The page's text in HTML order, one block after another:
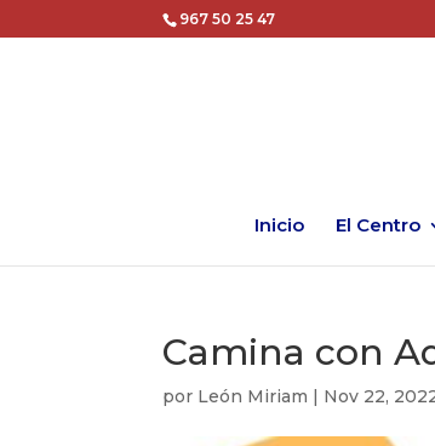
967 50 25 47
Inicio El Centro
Camina con
por León Miriam | Nov 22,